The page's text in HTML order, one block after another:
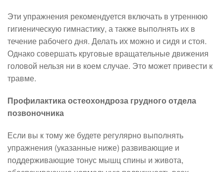
Эти упражнения рекомендуется включать в утреннюю
гигиеническую гимнастику, а также выполнять их в
течение рабочего дня. Делать их можно и сидя и стоя.
Однако совершать круговые вращательные движения
головой нельзя ни в коем случае. Это может привести к
травме.
Профилактика остеохондроза грудного отдела
позвоночника
Если вы к тому же будете регулярно выполнять
упражнения (указанные ниже) развивающие и
поддерживающие тонус мышц спины и живота,